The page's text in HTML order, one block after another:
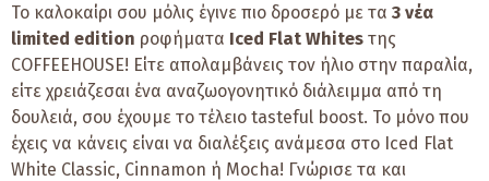
Το καλοκαίρι σου μόλις έγινε πιο δροσερό με τα 3 νέα
limited edition ροφήματα Iced Flat Whites της
COFFEEHOUSE! Είτε απολαμβάνεις τον ήλιο στην παραλία,
είτε χρειάζεσαι ένα αναζωογονητικό διάλειμμα από τη
δουλειά, σου έχουμε το τέλειο tasteful boost. Το μόνο που
έχεις να κάνεις είναι να διαλέξεις ανάμεσα στο Iced Flat
White Classic, Cinnamon ή Mocha! Γνώρισε τα και